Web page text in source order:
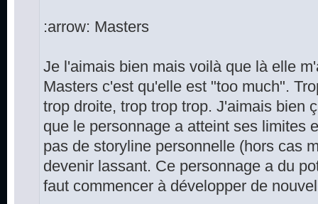
:arrow: Masters
Je l'aimais bien mais voilà que là elle
Masters c'est qu'elle est "too much".
trop droite, trop trop trop. J'aimais bien
que le personnage a atteint ses limites
pas de storyline personnelle (hors cas
devenir lassant. Ce personnage a du
faut commencer à développer de